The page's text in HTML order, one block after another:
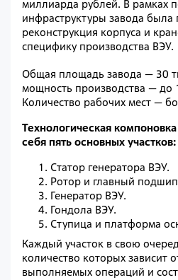
миллиарда рублей. В рамках
инфраструктуры завода была
реконструкция корпуса и
специфику производства ВЭУ.
Общая площадь завода — 30
мощность производства — до
Количество рабочих мест —
Технологическая
себя пять основных участков:
Статор генератора ВЭУ.
Ротор и главный
Генератор ВЭУ.
Гондола ВЭУ.
Ступица и платформа
Каждый участок в свою
количество которых зависит
выполняемых операций и